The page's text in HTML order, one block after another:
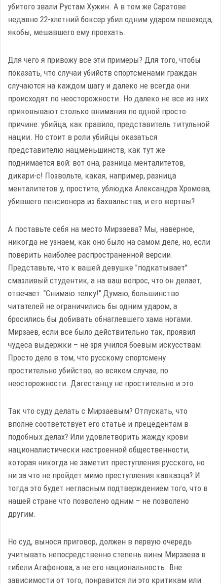
убитого звали Рустам Хужин. А в том же Саратове
недавно 22-хлетний боксер убил одним ударом пешехода,
якобы, мешавшего ему проехать.
Для чего я привожу все эти примеры? Для того, чтобы
показать, что случаи убийств спортсменами граждан
случаются на каждом шагу и далеко не всегда они
происходят по неосторожности. Но далеко не все из них
приковывают столько внимания по одной просто
причине: убийца, как правило, представитель титульной
нации. Но стоит в роли убийцы оказаться
представителю нацменьшинств, как тут же
поднимается вой: вот она, разница менталитетов,
дикари-с! Позвольте, какая, например, разница
менталитетов у, простите, ублюдка Александра Хромова,
убившего пенсионера из бахвальства, и его жертвы?
А поставьте себя на место Мирзаева? Мы, наверное,
никогда не узнаем, как оно было на самом деле, но, если
поверить наиболее распространенной версии.
Представьте, что к вашей девушке "подкатывает"
смазливый студентик, а на ваш вопрос, что он делает,
отвечает: "Снимаю телку!" Думаю, большинство
читателей не ограничились бы одним ударом, а
бросились бы добивать обнаглевшего хама ногами.
Мирзаев, если все было действительно так, проявил
чудеса выдержки – не зря учился боевым искусствам.
Просто дело в том, что русскому спортсмену
простительно убийство, во всяком случае, по
неосторожности. Дагестанцу не простительно и это.
Так что суду делать с Мирзаевым? Отпускать, что
вполне соответствует его статье и прецедентам в
подобных делах? Или удовлетворить жажду крови
националистически настроенной общественности,
которая никогда не заметит преступления русского, но
ни за что не пройдет мимо преступления кавказца? И
тогда это будет негласным подтверждением того, что в
нашей стране что позволено одним – не позволено
другим.
Но суд, вынося приговор, должен в первую очередь
учитывать непосредственно степень вины Мирзаева в
гибели Агафонова, а не его национальность. Вне
зависимости от того, понравится ли это критикам или